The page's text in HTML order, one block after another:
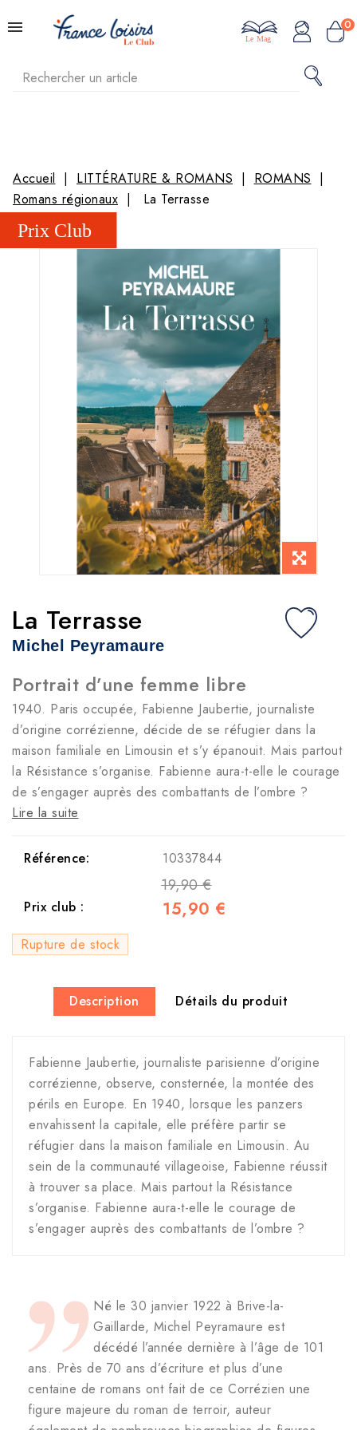
0
Le Mag
Accueil LITTÉRATURE & ROMANS
ROMANS
Romans régionaux
La Terrasse
La Terrasse
Michel Peyramaure
Portrait d’une femme libre
1940. Paris occupée, Fabienne Jaubertie, journaliste
d’origine corrézienne, décide de se réfugier dans la
maison familiale en Limousin et s’y épanouit. Mais partout
la Résistance s’organise. Fabienne aura-t-elle le courage
de s’engager auprès des combattants de l’ombre ?
Lire la suite
Référence: 10337844
19,90 €
Prix club : 15,90 €
Rupture de stock
Description Détails du produit
Fabienne Jaubertie, journaliste parisienne d’origine
corrézienne, observe, consternée, la montée des
périls en Europe. En 1940, lorsque les panzers
envahissent la capitale, elle préfère partir se
réfugier dans la maison familiale en Limousin. Au
sein de la communauté villageoise, Fabienne réussit
à trouver sa place. Mais partout la Résistance
s’organise. Fabienne aura-t-elle le courage de
s’engager auprès des combattants de l’ombre ?
Né le 30 janvier 1922 à Brive-la-
Gaillarde, Michel Peyramaure est
décédé l’année dernière à l’âge de 101
ans. Près de 70 ans d’écriture et plus d’une
centaine de romans ont fait de ce Corrézien une
figure majeure du roman de terroir, auteur